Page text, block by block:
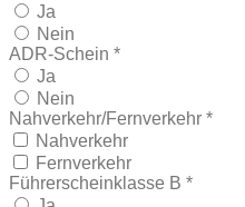
Ja
Nein
ADR-Schein *
Ja
Nein
Nahverkehr/Fernverkehr *
Nahverkehr
Fernverkehr
Führerscheinklasse B *